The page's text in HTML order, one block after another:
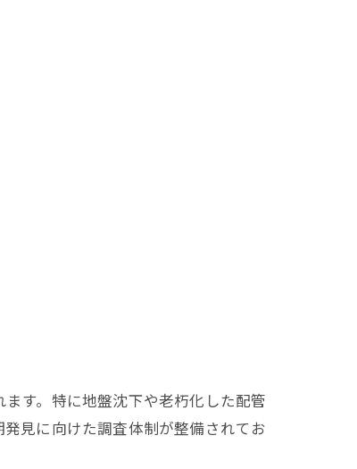
す。特に地盤沈下や老朽化した配管
見に向けた調査体制が整備されてお